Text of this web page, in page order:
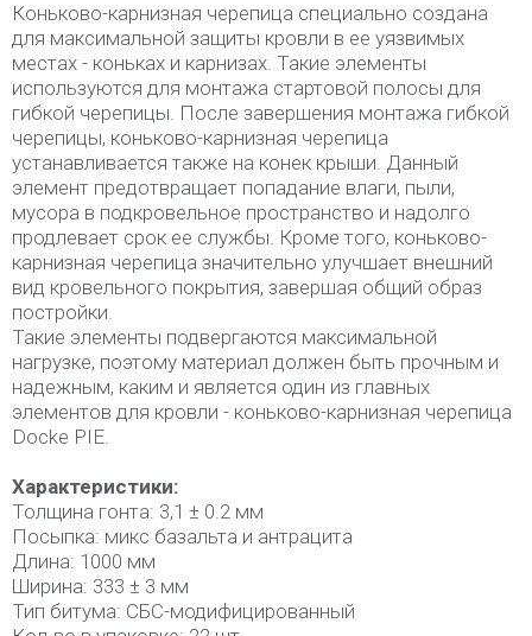
Коньково-карнизная черепица специально создана
для максимальной защиты кровли в ее уязвимых
местах - коньках и карнизах. Такие элементы
используются для монтажа стартовой полосы для
гибкой черепицы. После завершения монтажа гибкой
черепицы, коньково-карнизная черепица
устанавливается также на конек крыши. Данный
элемент предотвращает попадание влаги, пыли,
мусора в подкровельное пространство и надолго
продлевает срок ее службы. Кроме того, коньково-
карнизная черепица значительно улучшает внешний
вид кровельного покрытия, завершая общий образ
постройки.
Такие элементы подвергаются максимальной
нагрузке, поэтому материал должен быть прочным и
надежным, каким и является один из главных
элементов для кровли - коньково-карнизная черепица
Docke PIE.
Характеристики:
Толщина гонта: 3,1 ± 0.2 мм
Посыпка: микс базальта и антрацита
Длина: 1000 мм
Ширина: 333 ± 3 мм
Тип битума: СБС-модифицированный